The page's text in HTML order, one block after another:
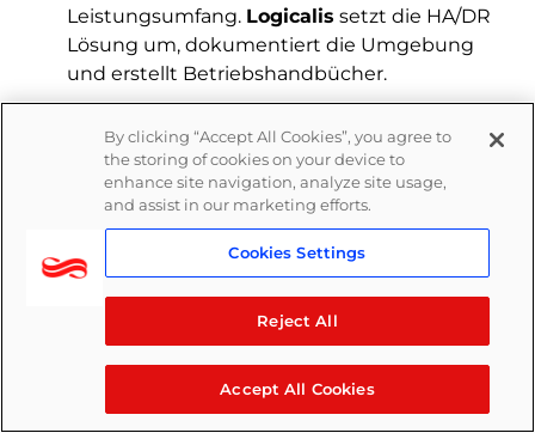
Leistungsumfang. Logicalis setzt die HA/DR
Lösung um, dokumentiert die Umgebung
und erstellt Betriebshandbücher.
umfassendenLogicalis-Angebot im Bereich
Oracle Exadatagehören auch
unsere Managed Services. Hier stellen wir
feste Personalressourcen bereit,
die
Administration, Monitoring und
Performance Tuningder Umgebung
durchführen. Dazu gehören auch
Änderungen wieUpgrades und Patches,
Quarterly Service Reviews
sowie
fortlaufende Optimierungen und deren
By clicking “Accept All Cookies”, you agree to
the storing of cookies on your device to
enhance site navigation, analyze site usage,
and assist in our marketing efforts.
Cookies Settings
Reject All
Accept All Cookies